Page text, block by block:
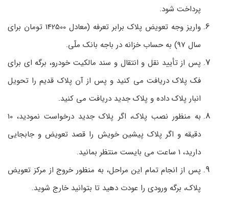
پرداخت شود.
واریز وجه تعویض پلاک برابر تعرفه (معادل 142500 تومان برای
سال 97) به حساب خزانه در باجه بانک ملّی.
پس از تأیید نقل و انتقال و سند مالکیت خودرو، برگه­ ای برای
فک پلاک دریافت می­ کنید و پس از آن پلاک قدیم را تحویل
انبار پلاک داده و پلاک جدید دریافت می ­کنید.
به منظور نصب پلاک، اگر پلاک جدید درخواست نمودید، 10
دقیقه و اگر پلاک پیشین خویش را قصد تعویض و جابجایی
دارید، 1 ساعت می ­بایست منتظر بمانید.
پس از انجام تمام این مراحل، به منظور خروج از مرکز تعویض
پلاک، برگه ورودی را عودت دهید تا بتوانید خارج شوید.